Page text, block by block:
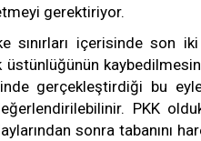
gerektiriyor.
sınırları içerisinde son
gerçekleştirdiği bu
PKK
sonra tabanını